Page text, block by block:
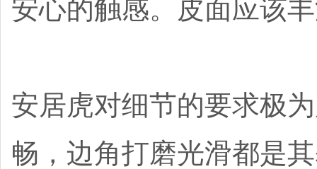
安心的触感。皮面应该
安居虎对细节的要求极
畅，边角打磨光滑都是